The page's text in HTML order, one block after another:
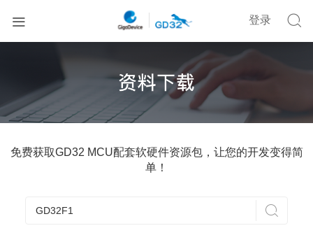
 
登录
免费获取GD32 MCU配套软硬件资源包，让您的开发变得简
单！
